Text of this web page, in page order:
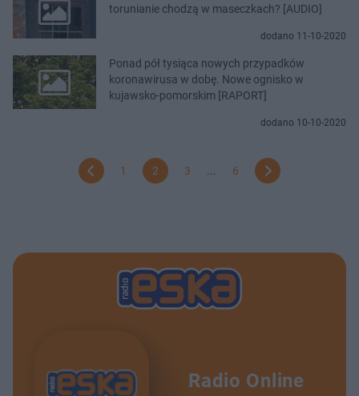
torunianie chodzą w maseczkach? [AUDIO]
dodano 11-10-2020
Ponad pół tysiąca nowych przypadków
koronawirusa w dobę. Nowe ognisko w
kujawsko-pomorskim [RAPORT]
dodano 10-10-2020
1 2 3 6
Radio Online